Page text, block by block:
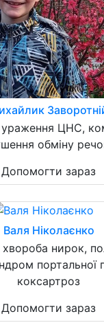
ураження ЦНС,
обміну
Допомогти зараз
Валя Ніколаєнко
хвороба нирок,
портальної
коксартроз
Допомогти зараз